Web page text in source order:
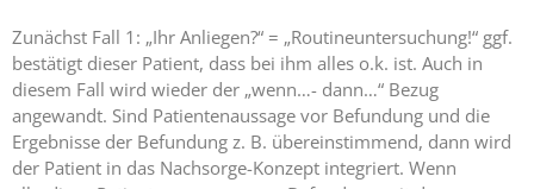
Zunächst Fall 1: „Ihr Anliegen?“ = „Routineuntersuchung!“ ggf.
bestätigt dieser Patient, dass bei ihm alles o.k. ist. Auch in
diesem Fall wird wieder der „wenn…- dann…“ Bezug
angewandt. Sind Patientenaussage vor Befundung und die
Ergebnisse der Befundung z. B. übereinstimmend, dann wird
der Patient in das Nachsorge-Konzept integriert. Wenn